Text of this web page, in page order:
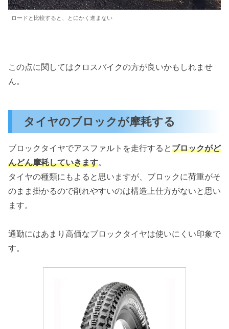
ロードと比較すると、とにかく進まない
この点に関してはクロスバイクの方が良いかもしれませ
ん。
タイヤのブロックが摩耗する
ブロックタイヤでアスファルトを走行するとブロックがど
んどん摩耗していきます。
タイヤの種類にもよると思いますが、ブロックに荷重がそ
のまま掛かるので削れやすいのは構造上仕方がないと思い
ます。
通勤にはあまり高価なブロックタイヤは使いにくい印象で
す。